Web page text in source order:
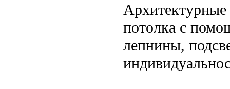
Архитектурные
потолка с
лепнины,